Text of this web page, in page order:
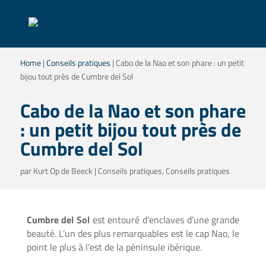
Home|Conseils pratiques | Cabo de la Nao et son phare : un petit
bijou tout près de Cumbre del Sol
Cabo de la Nao et son phare
: un petit bijou tout près de
Cumbre del Sol
parKurt Op de Beeck | Conseils pratiques, Conseils pratiques
Cumbre del Sol est entouré d’enclaves d’une grande
beauté. L’un des plus remarquables est le cap Nao, le
point le plus à l’est de la péninsule ibérique.